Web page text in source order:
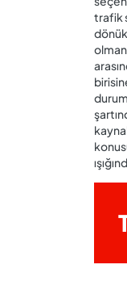
trafik